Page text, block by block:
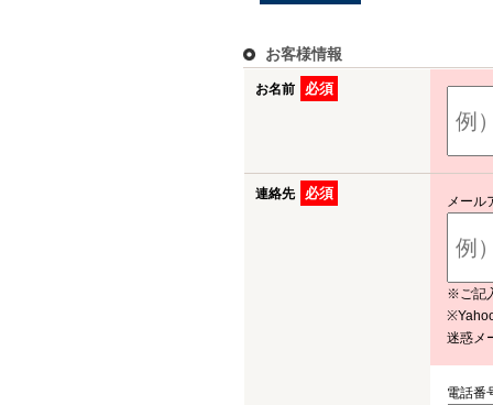
お客様情報
お名前 必須
連絡先 必須 メール
※ご記
迷惑メ
電話番